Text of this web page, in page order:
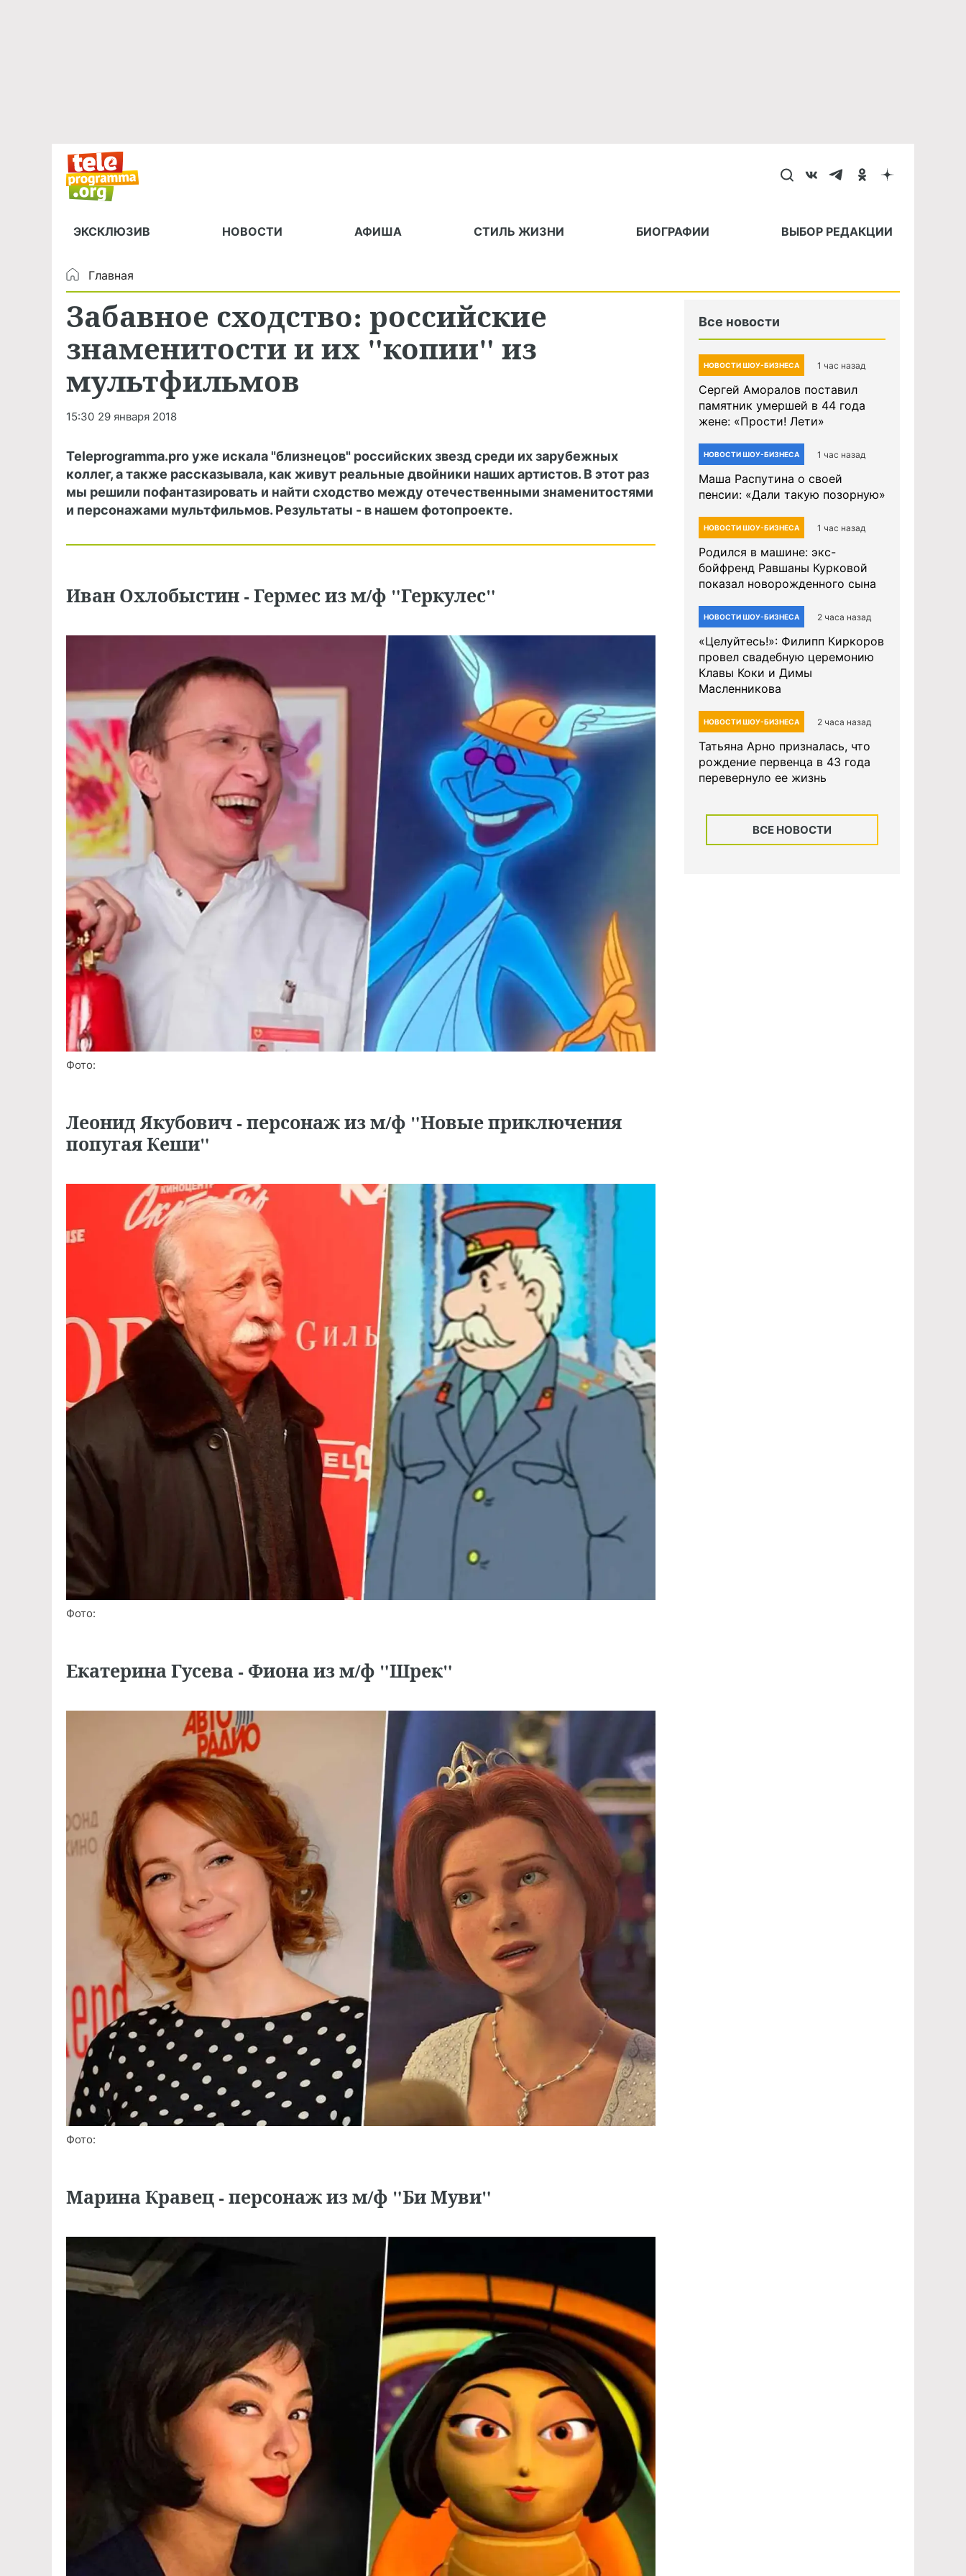
ЭКСКЛЮЗИВ НОВОСТИ АФИША СТИЛЬ ЖИЗНИ БИОГРАФИИ ВЫБОР РЕДАКЦИИ
Главная
Забавное сходство: российские
знаменитости и их "копии" из
мультфильмов
15:30 29 января 2018
Teleprogramma.pro уже искала "близнецов" российских звезд среди их зарубежных
коллег, а также рассказывала, как живут реальные двойники наших артистов. В этот раз
мы решили пофантазировать и найти сходство между отечественными знаменитостями
и персонажами мультфильмов. Результаты - в нашем фотопроекте.
Иван Охлобыстин - Гермес из м/ф "Геркулес"
Фото:
Леонид Якубович - персонаж из м/ф "Новые приключения
попугая Кеши"
Фото:
Екатерина Гусева - Фиона из м/ф "Шрек"
Фото:
Марина Кравец - персонаж из м/ф "Би Муви"
Все новости
НОВОСТИ ШОУ-БИЗНЕСА 1 час назад
Сергей Аморалов поставил
памятник умершей в 44 года
жене: «Прости! Лети»
НОВОСТИ ШОУ-БИЗНЕСА 1 час назад
Маша Распутина о своей
пенсии: «Дали такую позорную»
НОВОСТИ ШОУ-БИЗНЕСА 1 час назад
Родился в машине: экс-
бойфренд Равшаны Курковой
показал новорожденного сына
НОВОСТИ ШОУ-БИЗНЕСА 2 часа назад
«Целуйтесь!»: Филипп Киркоров
провел свадебную церемонию
Клавы Коки и Димы
Масленникова
НОВОСТИ ШОУ-БИЗНЕСА 2 часа назад
Татьяна Арно призналась, что
рождение первенца в 43 года
перевернуло ее жизнь
ВСЕ НОВОСТИ